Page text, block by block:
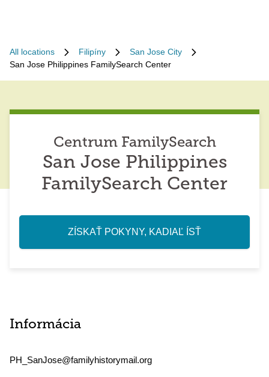
All locations Filipíny
San Jose City
San Jose Philippines FamilySearch Center
Centrum FamilySearch
San Jose Philippines
FamilySearch Center
ZÍSKAŤ POKYNY, KADIAĽ ÍSŤ
Informácia
PH_SanJose@familyhistorymail.org